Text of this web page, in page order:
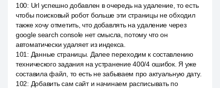
100: Url успешно добавлен в очередь на удаление, то есть
чтобы поисковый робот больше эти страницы не обходил
также хочу отметить, что добавлять на удаление через
google search console нет смысла, потому что он
автоматически удаляет из индекса.
101 : Данные страницы. Далее переходим к составлению
технического задания на устранение 400/4 ошибок. Я уже
составила файл, то есть не забываем про актуальную дату.
102: Добавить сам сайт и начинаем расписывать по